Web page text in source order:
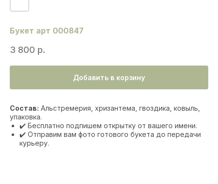
Букет арт 000847
3 800 р.
Добавить в корзину
Состав: Альстремерия, хризантема, гвоздика, ковыль,
упаковка.
✔️ Бесплатно подпишем открытку от вашего имени.
✔️ Отправим вам фото готового букета до передачи
курьеру.